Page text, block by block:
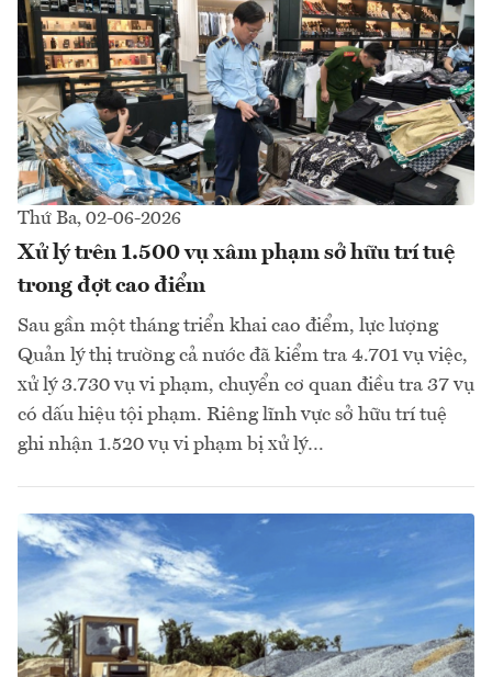
Thứ Ba, 02-06-2026
Xử lý trên 1.500 vụ xâm phạm sở hữu trí tuệ
trong đợt cao điểm
Sau gần một tháng triển khai cao điểm, lực lượng
Quản lý thị trường cả nước đã kiểm tra 4.701 vụ việc,
xử lý 3.730 vụ vi phạm, chuyển cơ quan điều tra 37 vụ
có dấu hiệu tội phạm. Riêng lĩnh vực sở hữu trí tuệ
ghi nhận 1.520 vụ vi phạm bị xử lý…